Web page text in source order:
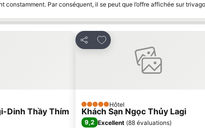
Par conséquent, il se peut que l’offre affichée sur
Dinh Thầy Thím
Partager
Ajouter à mes favoris
5 ÉtoilesHôtel
Khách Sạn Ngọc Thủy Lagi
9,2 Excellent (88 évaluations)